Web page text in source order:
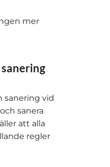
mer
sanering vid
sanera
att alla
regler